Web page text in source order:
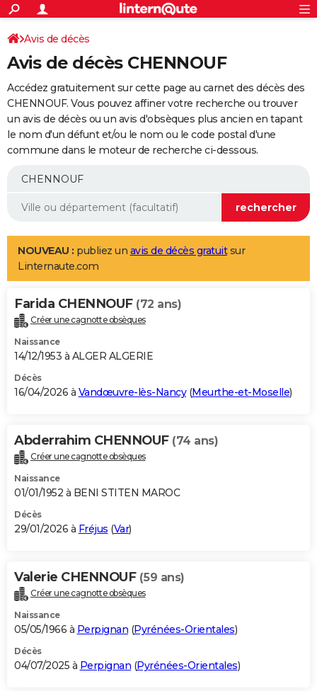
ACTUALITÉS
Politique
Société
Faits Divers
Education
Monde
Villes
+
SPORT
Coupe du monde 2026
Football
Tennis
Cyclisme
Rugby
Forum
Programme TV
TNT
Streaming
Cinéma
Sorties cinéma
Musique
+
FINANCE
Impôts
Immobilier
Risques naturels par ville
Banque
Assurance
Crédit
AUTO
Essais
Réserver un essai
Citadines
Berlines
SUV
Forum auto
+
Mobiles
Meilleur smartphone
Internet
Ordinateurs
Jeux vidéo
Guide high-tech
Aménagement intérieur
LIFESTYLE
Art de vivre
Bien-être
Loisirs
Mode
Modes de vie
Alimentation
Guide de la santé
Maladies
Médicaments
Sommeil
VOYAGE
Destinations
City break
Voyage nature
Voyage de noces
Forum
Climat
+PHOTO
GUIDES D'ACHAT
BONS PLANS
Carte de Noël
Carte Bonne année
Carte Saint-Valentin
Carte Pâques
Carte d'anniversaire
DICTIONNAIRE
Dictionnaire
Biographies
Citations
Expressions
Proverbes
PROGRAMME TV
S'inscrire
Se connecter
Lycées
Collèges
Primaires
Universités
Entreprises
Service militaire
Avis de recherche
AVIS DE DÉCÈS
Bricolage
Lifestyle
Culture
Sport
Auto
Television
Voyage
Cinema
Avis de décès
Avis de décès CHENNOUF
Accédez gratuitement sur cette page au carnet des décès des
CHENNOUF. Vous pouvez affiner votre recherche ou trouver
un avis de décès ou un avis d'obsèques plus ancien en tapant
le nom d'un défunt et/ou le nom ou le code postal d'une
commune dans le moteur de recherche ci-dessous.
NOUVEAU : publiez un avis de décès gratuitsur
Linternaute.com
Farida CHENNOUF (72 ans)
Créer une cagnotte obsèques
Naissance
14/12/1953 à ALGER ALGERIE
Décès
16/04/2026 à Vandœuvre-lès-Nancy(Meurthe-et-Moselle)
Abderrahim CHENNOUF (74 ans)
Créer une cagnotte obsèques
Naissance
01/01/1952 à BENI STITEN MAROC
Décès
29/01/2026 à Fréjus (Var)
Valerie CHENNOUF (59 ans)
Créer une cagnotte obsèques
Naissance
05/05/1966 à Perpignan (Pyrénées-Orientales)
Décès
04/07/2025 à Perpignan (Pyrénées-Orientales)